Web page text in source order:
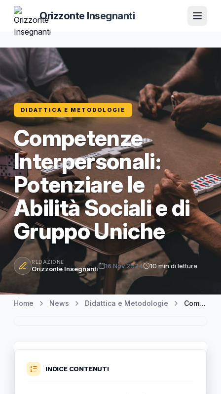
Orizzonte Insegnanti
DIDATTICA E METODOLOGIE
Competenze
Interpersonali:
Potenziare le
Abilità Sociali e di
Gruppo Uniche
REDAZIONE
Orizzonte Insegnanti 16 Nov 2024 10 min di lettura
Home News Didattica e Metodologie Competenze Interpersonali: Potenziare le Abilità Sociali e di Gruppo Uniche
INDICE CONTENUTI